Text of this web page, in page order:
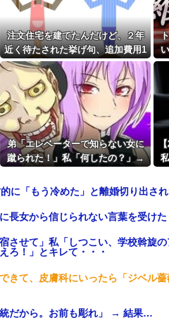
・スーパーで盗み・反社自慢の毒叔
されトラウマに…祖母の死をきっ
自分の身の安全を最優先にして大
ケ斉藤「同意があったんです。本
らないの？
夫の実家に長時間滞在しなきゃいけ
退散する。私もそうしていいはず
許されない」
実験、「俺が青年実業家だったら女
夫に無理と言われた私の7年の無視
す。精神科に通院中で生活保護を
婚されそうです。「働くから」「
えません。助けて
注文住宅を建てたんだけど、２年
近く待たされた挙げ句、追加費用1
400万請求された。流石におかしい
よね？
弟「エレベーターで知らない女に
蹴られた！」私「何したの？」→
自業自得」と呆れてしまい…
に「もう冷めた」と離婚切り出さ
長女から信じられない言葉を受けた
させて」私「しつこい、学校斡旋
ろ！」とキレて・・・
きて、皮膚科にいったら「ジベル
だから。お前も彫れ」 → 結果…